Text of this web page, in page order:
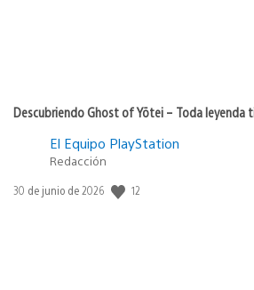
Descubriendo Ghost of Yōtei – Toda leyenda
El Equipo PlayStation
Redacción
Fecha
30 de junio de 2026 12